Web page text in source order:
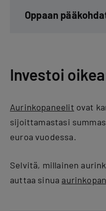
Oppaan
Investoi
Aurinkopaneelit ovat
sijoittamastasi
euroa vuodessa.
Selvitä, millainen
auttaa sinua